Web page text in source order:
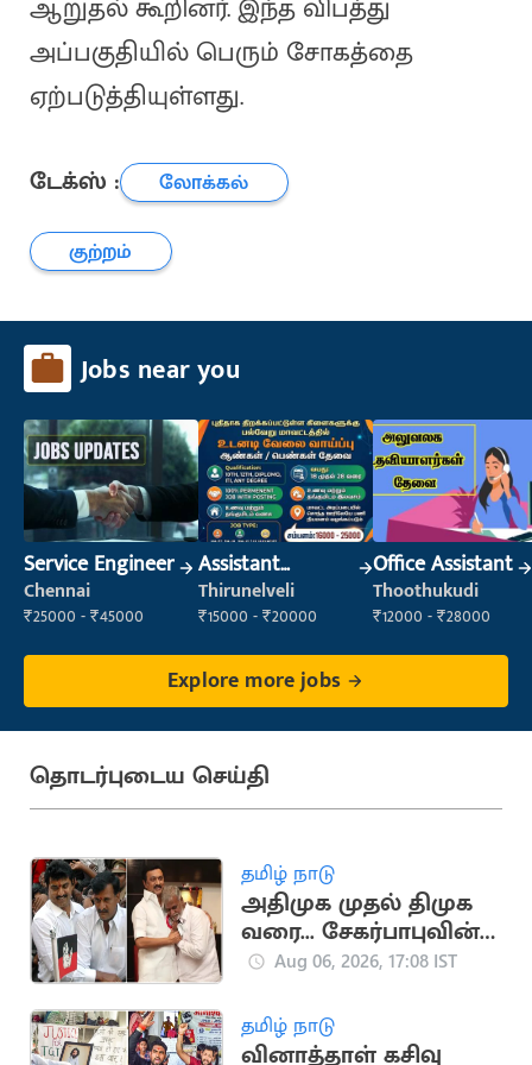
ஆறுதல் கூறினர். இந்த விபத்து
அப்பகுதியில் பெரும் சோகத்தை
ஏற்படுத்தியுள்ளது.
டேக்ஸ் :
லோக்கல்
குற்றம்
Jobs near you
Service Engineer
Chennai
₹25000 - ₹45000
Assistant
Manager
Thirunelveli
₹15000 - ₹20000
Office Assistant
Thoothukudi
₹12000 - ₹28000
Explore more jobs
தொடர்புடைய செய்தி
தமிழ் நாடு
அதிமுக முதல் திமுக
வரை... சேகர்பாபுவின்
அரசியல் பயணம்
Aug 06, 2026, 17:08 IST
தமிழ் நாடு
வினாத்தாள் கசிவு